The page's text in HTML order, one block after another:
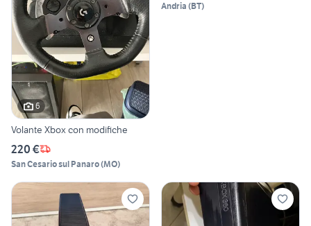
6
Volante Xbox con modifiche
220 €
San Cesario sul Panaro(MO)
Andria (BT)